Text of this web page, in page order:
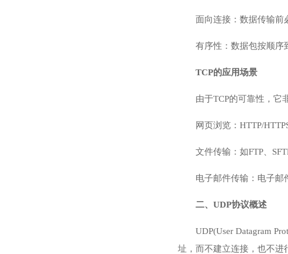
面向连接：数据传输前
有序性：数据包按顺序
TCP的应用场景
由于TCP的可靠性，它
网页浏览：HTTP/
文件传输：如FTP、
电子邮件传输：电子邮
二、UDP协议概述
UDP(User Datagram
址，而不建立连接，也不进